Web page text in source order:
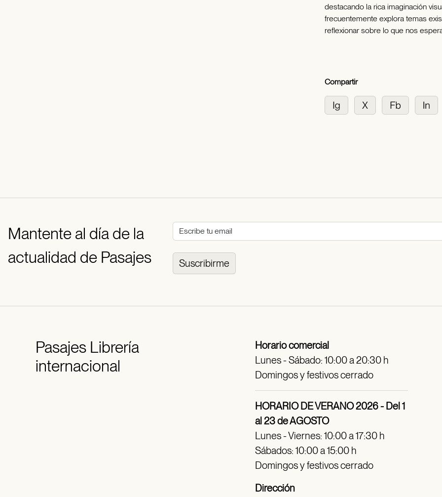
destacando la rica imaginación
frecuentemente explora temas
reflexionar sobre lo que nos
Compartir
Mantente al día de la
actualidad de Pasajes
Suscribirme
PasajesLibrería
internacional
Horario comercial
Lunes - Sábado: 10:00 a 20:30 h
Domingos y festivos cerrado
HORARIO DE VERANO 2026 - Del 1
al 23 de AGOSTO
Lunes - Viernes: 10:00 a 17:30 h
Sábados: 10:00 a 15:00 h
Domingos y festivos cerrado
Dirección